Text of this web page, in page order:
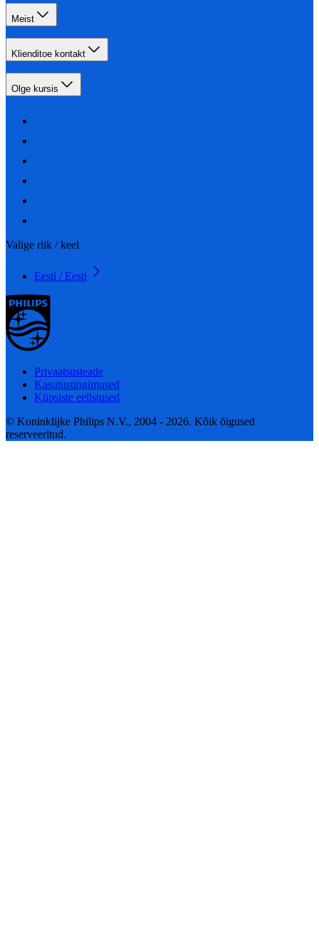
Meist
Klienditoe kontakt
Olge kursis
Valige riik / keel
Eesti / Eesti
Privaatsusteade
Kasutustingimused
Küpsiste eelistused
© Koninklijke Philips N.V., 2004 - 2026. Kõik õigused
reserveeritud.